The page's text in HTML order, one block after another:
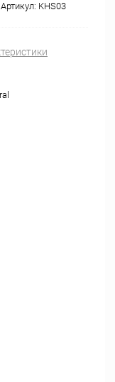
Артикул: KHS03